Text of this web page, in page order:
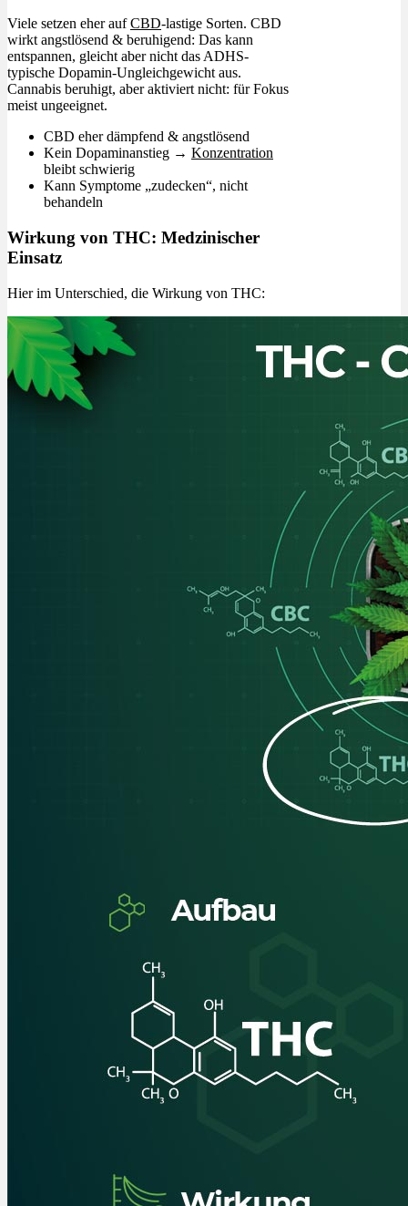
Viele setzen eher aufCBD-lastige Sorten. CBD
wirkt angstlösend & beruhigend: Das kann
entspannen, gleicht aber nicht das ADHS-
typische Dopamin-Ungleichgewicht aus.
Cannabis beruhigt, aber aktiviert nicht: für Fokus
meist ungeeignet.
CBD eher dämpfend & angstlösend
Kein Dopaminanstieg → Konzentration
bleibt schwierig
Kann Symptome „zudecken“, nicht
behandeln
Wirkung von THC: Medzinischer
Einsatz
Hier im Unterschied, die Wirkung von THC: